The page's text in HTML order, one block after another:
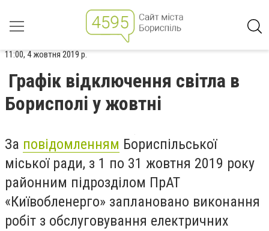
11:00, 4 жовтня 2019 р.
Графік відключення світла в
Борисполі у жовтні
За повідомленням Бориспільської
міської ради, з 1 по 31 жовтня 2019 року
районним підрозділом ПрАТ
«Київобленерго» заплановано виконання
робіт з обслуговування електричних